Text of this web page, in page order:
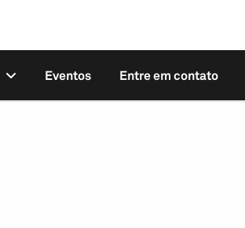
Eventos Entre em contato